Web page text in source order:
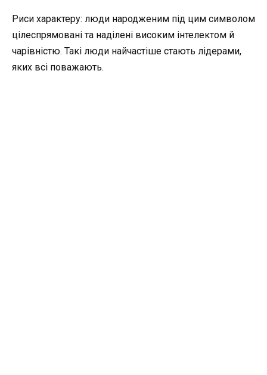
Риси характеру: люди народженим під цим символом
цілеспрямовані та наділені високим інтелектом й
чарівністю. Такі люди найчастіше стають лідерами,
яких всі поважають.